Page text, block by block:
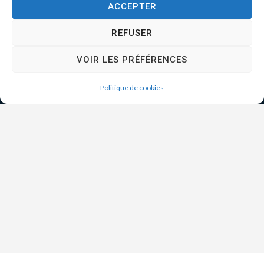
ACCEPTER
REFUSER
VOIR LES PRÉFÉRENCES
Politique de cookies